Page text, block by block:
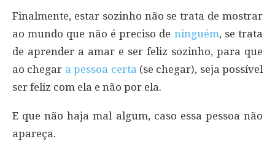
Finalmente, estar sozinho não se trata de mostrar
ao mundo que não é preciso de ninguém, se trata
de aprender a amar e ser feliz sozinho, para que
ao chegar a pessoa certa (se chegar), seja possível
ser feliz com ela e não por ela.
E que não haja mal algum, caso essa pessoa não
apareça.